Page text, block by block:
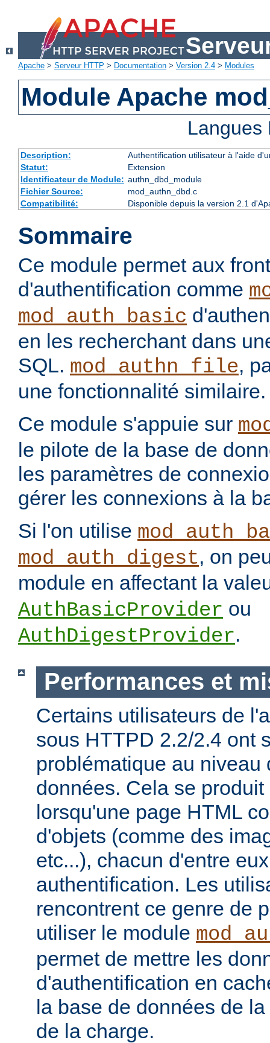
Apache > Serveur HTTP > Documentation > Version 2.4 > Modules
Module Apache
Description:
Authentification utilisateur à l'aide
Statut:
Extension
Identificateur de Module: authn_dbd_module
Fichier Source:
mod_authn_dbd.c
Compatibilité:
Disponible depuis la version 2.1
Sommaire
Ce module permet aux
d'authentification comme
mod_auth_basic
en les recherchant dans
SQL. mod_authn_file,
une fonctionnalité similaire.
Ce module s'appuie sur
le pilote de la base de
les paramètres de
gérer les connexions à la
Si l'on utilise
mod_auth_digest, on
module en affectant la
AuthBasicProvider ou
AuthDigestProvider.
Performances et
Certains utilisateurs de
sous HTTPD 2.2/2.4 ont
problématique au niveau
données. Cela se
lorsqu'une page HTML
d'objets (comme des
etc...), chacun d'entre
authentification. Les
rencontrent ce genre de
utiliser le module
permet de mettre les
d'authentification en
la base de données de
de la charge.